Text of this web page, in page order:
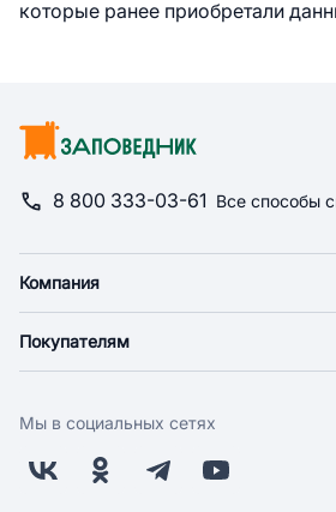
которые ранее приобретали
8 800 333-03-61 Все способы
Компания
Новости
Поставщикам
Заводчикам
Покупателям
Оплата
Бонусная программа
Мы в социальных сетях